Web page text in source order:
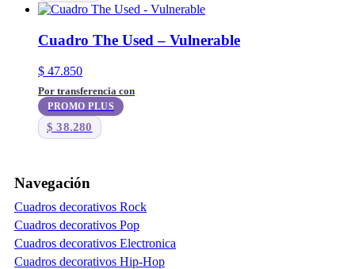
Cuadro The Used – Vulnerable
$ 47.850
Por transferencia con
PROMO PLUS
$ 38.280
Navegación
Cuadros decorativos Rock
Cuadros decorativos Pop
Cuadros decorativos Electronica
Cuadros decorativos Hip-Hop